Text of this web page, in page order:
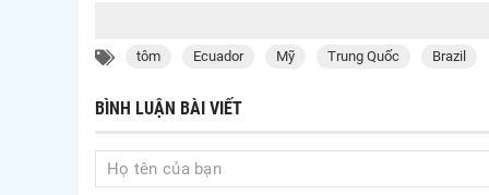
tôm Ecuador Mỹ Trung Quốc Brazil
BÌNH LUẬN BÀI VIẾT